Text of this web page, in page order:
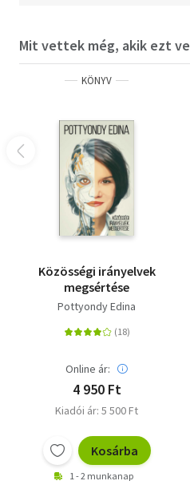
Mit vettek még, akik ezt
KÖNYV
Közösségi irányelvek
megsértése
Pottyondy Edina
Online ár:
4 950 Ft
Kiadói ár: 5 500 Ft
Kosárba
1 - 2 munkanap